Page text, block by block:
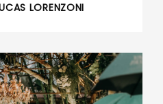
LORENZONI